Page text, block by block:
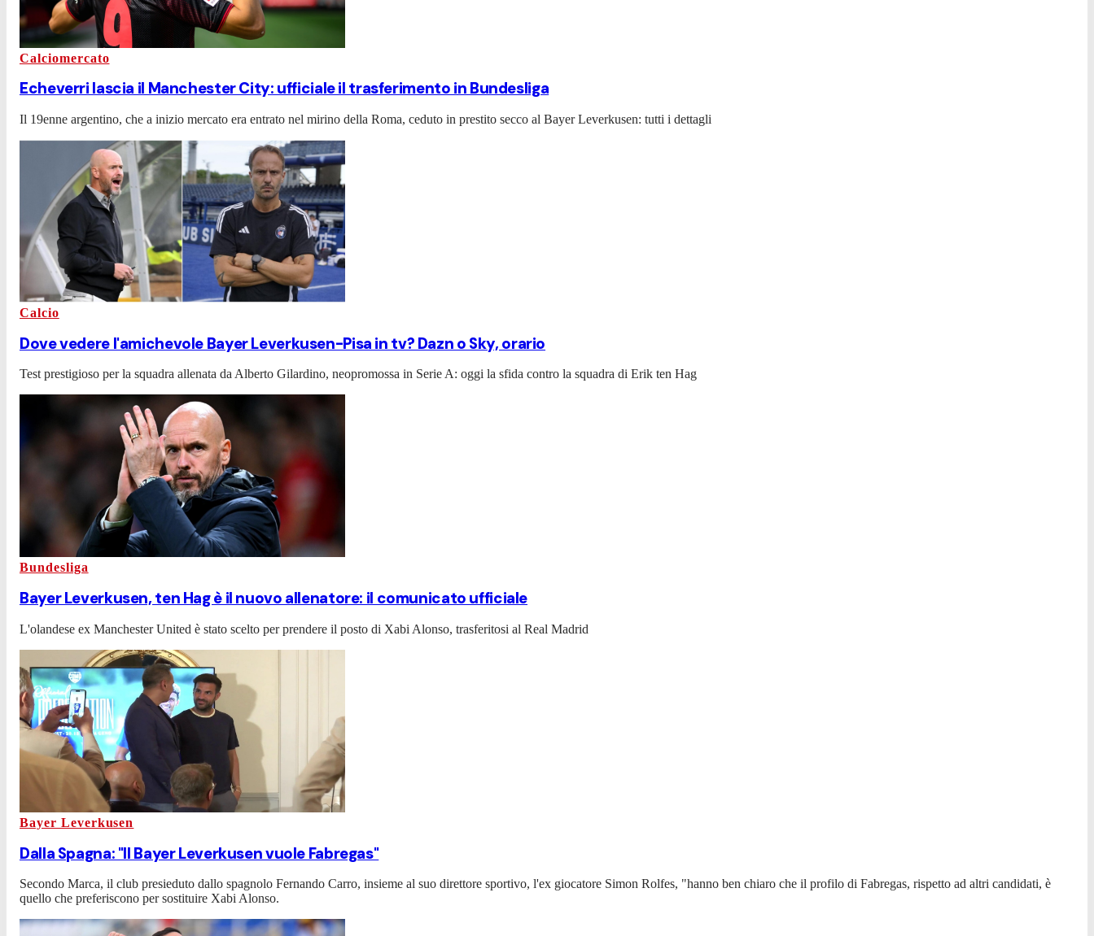
Calciomercato
Echeverri lascia il Manchester City: ufficiale il trasferimento in Bundesliga
Il 19enne argentino, che a inizio mercato era entrato nel mirino della Roma, ceduto in prestito secco al Bayer Leverkusen: tutti i dettagli
Calcio
Dove vedere l'amichevole Bayer Leverkusen-Pisa in tv? Dazn o Sky, orario
Test prestigioso per la squadra allenata da Alberto Gilardino, neopromossa in Serie A: oggi la sfida contro la squadra di Erik ten Hag
Bundesliga
Bayer Leverkusen, ten Hag è il nuovo allenatore: il comunicato ufficiale
L'olandese ex Manchester United è stato scelto per prendere il posto di Xabi Alonso, trasferitosi al Real Madrid
Bayer Leverkusen
Dalla Spagna: "Il Bayer Leverkusen vuole Fabregas"
Secondo Marca, il club presieduto dallo spagnolo Fernando Carro, insieme al suo direttore sportivo, l'ex giocatore Simon Rolfes, "hanno ben chiaro che il profilo di Fabregas, rispetto ad altri candidati, è
quello che preferiscono per sostituire Xabi Alonso.